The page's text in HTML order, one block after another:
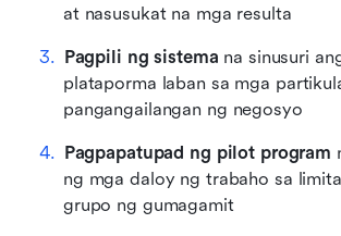
at nasusukat na mga resulta
Pagpili ng sistema na sinusuri
plataporma laban sa mga
pangangailangan ng negosyo
Pagpapatupad ng pilot program
ng mga daloy ng trabaho sa
grupo ng gumagamit